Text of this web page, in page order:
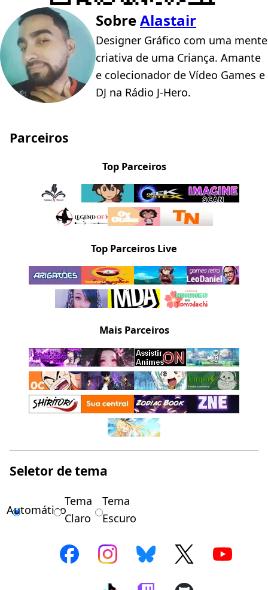
SobreAlastair
Designer Gráfico com uma mente
criativa de uma Criança. Amante
e colecionador de Vídeo Games e
DJ na Rádio J-Hero.
Parceiros
Top Parceiros
Top Parceiros Live
Mais Parceiros
Seletor de tema
Automático
Tema
Claro
Tema
Escuro